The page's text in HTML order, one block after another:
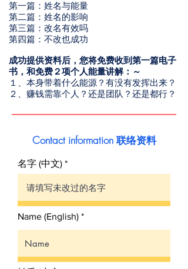
第一篇：姓名与能量
第二篇：姓名的影响
第三篇：改名有效吗
第四篇：不改也成功
成功提供资料后，您将免费收到第一篇电子
书，和免费２项个人能量讲解：～
１、本身带着什么能源？有没有发挥出来？
２、赚钱需靠个人？还是团队？还是都行？
Contact information 联络资料
名字 (中文) *
Name (English)